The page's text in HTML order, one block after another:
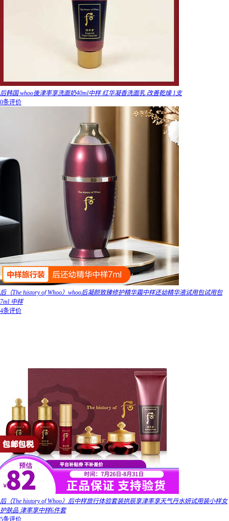
后韩国 whoo後津率享洗面奶40ml中样 红华凝香洗面乳 改善乾燥 1支
0条评价
后（The history of Whoo）whoo后凝颜致臻修护精华霜中样还幼精华液试用包试用包
7ml 中样
4条评价
后（The history of Whoo）后中样旅行体验套装拱辰享津率享天气丹水妍试用装小样女
护肤品 津率享中样6件套
5条评价